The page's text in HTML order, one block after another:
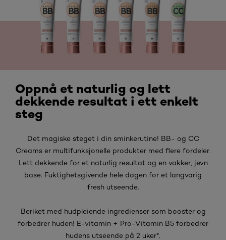
Oppnå et naturlig og lett
dekkende resultat i ett enkelt
steg
Det magiske steget i din sminkerutine! BB- og CC
Creams er multifunksjonelle produkter med flere fordeler.
Lett dekkende for et naturlig resultat og en vakker, jevn
base. Fuktighetsgivende hele dagen for et langvarig
fresh utseende.
Beriket med hudpleiende ingredienser som booster og
forbedrer huden! E-vitamin + Pro-Vitamin B5 forbedrer
hudens utseende på 2 uker*.